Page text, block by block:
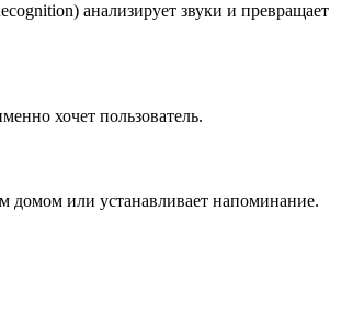
анализирует звуки и превращает
хочет пользователь.
домом или устанавливает напоминание.